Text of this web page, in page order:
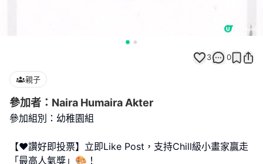
3 0
親子
參加者：Naira Humaira Akter
參加組別：幼稚園組
【❤️讚好即投票】立即Like Post，支持Chill級小畫家贏走
「最高人氣獎」🎨！